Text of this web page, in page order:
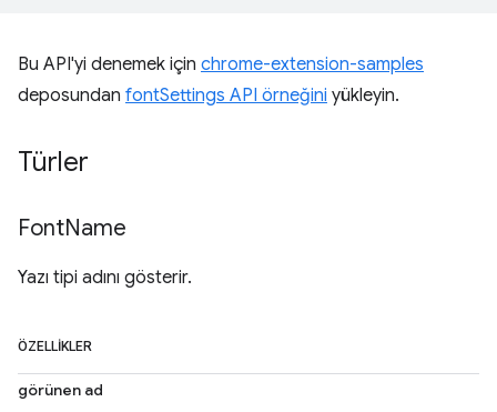
Bu API'yi denemek için chrome-extension-samples
deposundan fontSettings API örneğini yükleyin.
Türler
FontName
Yazı tipi adını gösterir.
ÖZELLIKLER
görünen ad